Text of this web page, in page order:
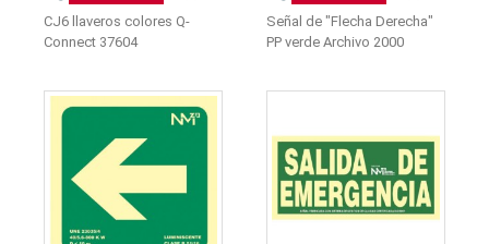
CJ6 llaveros colores Q-
Connect 37604
Señal de "Flecha Derecha"
PP verde Archivo 2000